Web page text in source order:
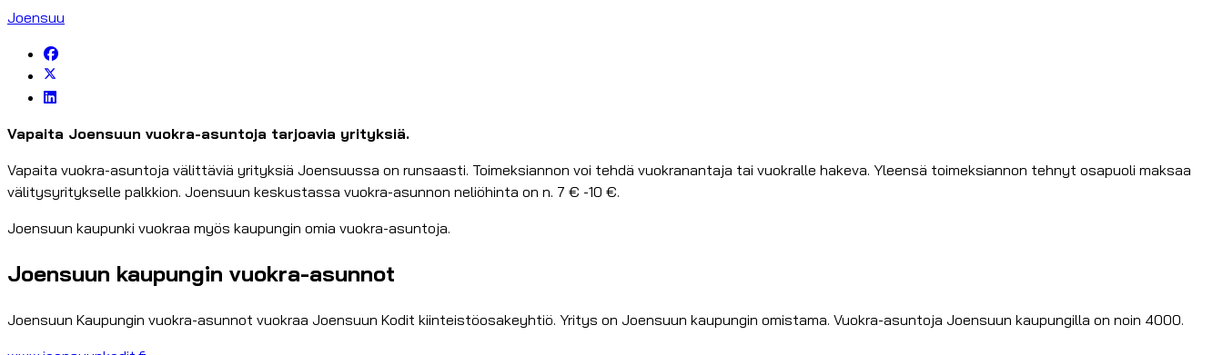
Joensuu
Vapaita Joensuun vuokra-asuntoja tarjoavia yrityksiä.
Vapaita vuokra-asuntoja välittäviä yrityksiä Joensuussa on runsaasti. Toimeksiannon voi tehdä vuokranantaja tai vuokralle hakeva. Yleensä toimeksiannon tehnyt osapuoli maksaa
välitysyritykselle palkkion. Joensuun keskustassa vuokra-asunnon neliöhinta on n. 7 € -10 €.
Joensuun kaupunki vuokraa myös kaupungin omia vuokra-asuntoja.
Joensuun kaupungin vuokra-asunnot
Joensuun Kaupungin vuokra-asunnot vuokraa Joensuun Kodit kiinteistöosakeyhtiö. Yritys on Joensuun kaupungin omistama. Vuokra-asuntoja Joensuun kaupungilla on noin 4000.